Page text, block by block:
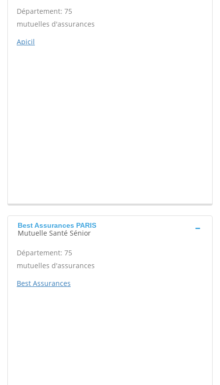
Département: 75
mutuelles d'assurances
Apicil
Best Assurances PARIS
Mutuelle Santé Sénior
Département: 75
mutuelles d'assurances
Best Assurances